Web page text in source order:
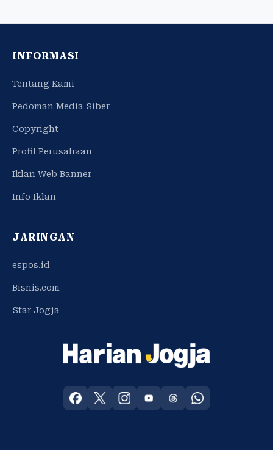
INFORMASI
Tentang Kami
Pedoman Media Siber
Copyright
Profil Perusahaan
Iklan Web Banner
Info Iklan
JARINGAN
espos.id
Bisnis.com
Star Jogja